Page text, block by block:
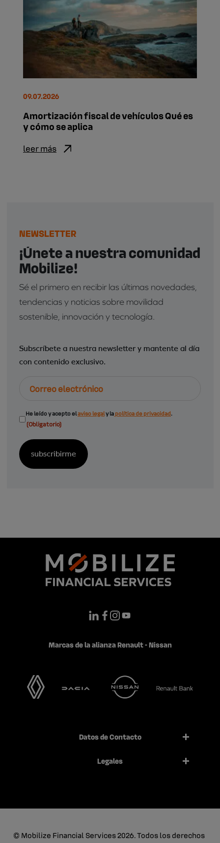
Amortización fiscal de vehículos Qué es
y cómo se aplica
09.07.2026
leer más
NEWSLETTER
¡Únete a nuestra comunidad
Mobilize!
Sé el primero en recibir las últimas novedades,
tendencias y noticias sobre movilidad
sostenible, innovación y tecnología.
Subscríbete a nuestra newsletter y mantente al día
con contenido exclusivo.
Consentimiento
(Obligatorio)
He leído y acepto elaviso legaly la política de privacidad.
(Obligatorio)
Marcas de la alianza Renault - Nissan
Datos de Contacto
Legales
© Mobilize Financial Services 2026. Todos los derechos